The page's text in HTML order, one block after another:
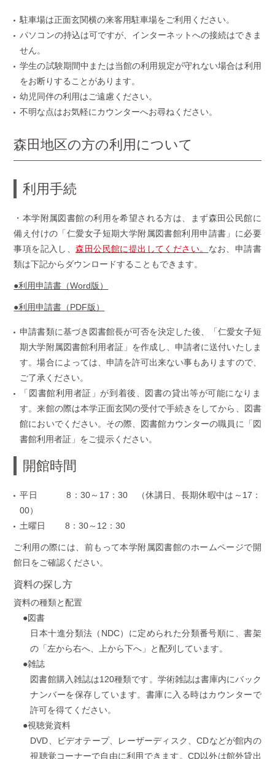
駐車場は正面玄関横の来客用駐車場をご利用ください。
パソコンの持込は可ですが、インターネットへの接続はできま
せん。
学生の試験期間中または当館の利用規定が守れない場合は利用
をお断りすることがあります。
幼児同伴の利用はご遠慮ください。
不明な点はお気軽にカウンターへお尋ねください。
森田地区の方の利用について
利用手続
・本学附属図書館の利用を希望される方は、まず森田公民館に
備え付けの「仁愛女子短期大学附属図書館利用申請書」に必要
事項を記入し、森田公民館に提出してください。 なお、申請書
類は下記からダウンロードすることもできます。
●利用申請書（Word版）
●利用申請書（PDF版）
申請書類に基づき図書館長が可否を決定した後、「仁愛女子短
期大学附属図書館利用者証」を作成し、申請者に送付いたしま
す。場合によっては、申請を許可出来ない事もありますので、
ご了承ください。
「図書館利用者証」が到着後、図書の貸出等が可能になりま
す。来館の際は本学正面玄関の受付で手続きをしてから、図書
館においでください。その際、図書館カウンターの職員に「図
書館利用者証」をご提示ください。
開館時間
平日 8：30～17：30 （休講日、長期休暇中は～17：
00）
土曜日 8：30～12：30
ご利用の際には、前もって本学附属図書館のホームページで開
館日をご確認ください。
資料の探し方
資料の種類と配置
●図書
日本十進分類法（NDC）に定められた分類番号順に、書架
の「左から右へ、上から下へ」と配列しています。
●雑誌
図書館購入雑誌は120種類です。学術雑誌は書庫内にバック
ナンバーを保存しています。書庫に入る時はカウンターで
許可を得てください。
●視聴覚資料
DVD、ビデオテープ、レーザーディスク、CDなどが館内の
視聴覚コーナーで自由に利用できます。CD以外は館外貸出